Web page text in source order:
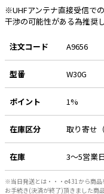
販売終了品
※UHFアンテナ直接受信で
干渉の可能性がある為推奨
注文コード A9656
型番 W30G
ポイント 1%
在庫区分 取り寄せ
在庫 3～5営業
※当日発送とは・・・e431から商
お手続き(決済が終了)頂きました商